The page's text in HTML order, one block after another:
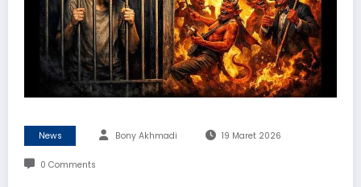
News Bony Akhmadi 19 Maret 2026
0 Comments